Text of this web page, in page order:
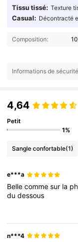
Tissu tissé: Texture
Casual: Décontracté
Composition:
Informations de
4,64
Petit
1%
Sangle confortable(1)
e***a
Bellecommesur la
dudessous
n***4